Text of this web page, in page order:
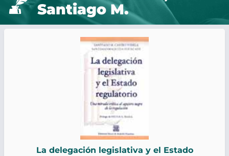
Santiago M.
La delegación legislativa y el Estado